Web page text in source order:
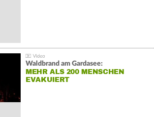
Waldbrand am Gardasee:
MEHR ALS 200 MENSCHEN
EVAKUIERT